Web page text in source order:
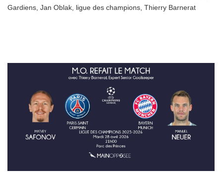
Gardiens Jan Oblak ligue des champions Thierry Barnerat